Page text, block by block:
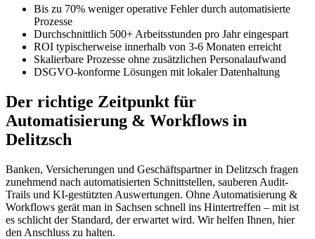
Bis zu 70% weniger operative Fehler durch automatisierte
Prozesse
Durchschnittlich 500+ Arbeitsstunden pro Jahr eingespart
ROI typischerweise innerhalb von 3-6 Monaten erreicht
Skalierbare Prozesse ohne zusätzlichen Personalaufwand
DSGVO-konforme Lösungen mit lokaler Datenhaltung
Der richtige Zeitpunkt für
Automatisierung & Workflows in
Delitzsch
Banken, Versicherungen und Geschäftspartner in Delitzsch fragen
zunehmend nach automatisierten Schnittstellen, sauberen Audit-
Trails und KI-gestützten Auswertungen. Ohne Automatisierung &
Workflows gerät man in Sachsen schnell ins Hintertreffen – mit ist
es schlicht der Standard, der erwartet wird. Wir helfen Ihnen, hier
den Anschluss zu halten.